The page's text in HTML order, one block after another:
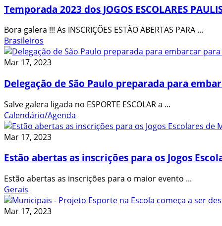
Temporada 2023 dos JOGOS ESCOLARES
Bora galera !!! As INSCRIÇÕES ESTÃO ABERTAS PARA ...
Brasileiros
Mar 17, 2023
Delegação de São Paulo preparada para
Salve galera ligada no ESPORTE ESCOLAR a ...
Calendário/Agenda
Mar 17, 2023
Estão abertas as inscrições para os Jogos
Estão abertas as inscrições para o maior evento ...
Gerais
Mar 17, 2023